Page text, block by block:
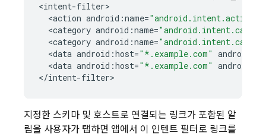
<intent-filter
<action android :name=
<category android :name=
<category android :name=
<data android :host="*.example.com" android
<data android :host="*.example.com" android
</intent-filter>
지정한 스키마 및 호스트로 연결되는 링크가 포함된 알
림을 사용자가 탭하면 앱에서 이 인텐트 필터로 링크를